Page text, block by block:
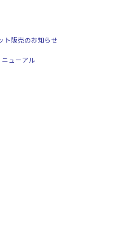
ト販売のお知らせ
ニューアル